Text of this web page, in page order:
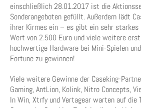
einschließlich 28.01.2017 ist die
Sonderangeboten gefüllt. Außerdem lädt
ihrer Kirmes ein – es gibt ein sehr starkes
Wert von 2.500 Euro und viele weitere
hochwertige Hardware bei Mini-Spielen
Fortune zu gewinnen!
Viele weitere Gewinne der Caseking-
Gaming, AntLion, Kolink, Nitro Concepts,
In Win, Xtrfy und Vertagear warten auf die